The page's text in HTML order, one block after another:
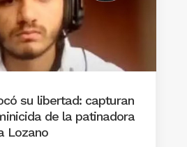
su libertad: capturan
de la patinadora
Lozano